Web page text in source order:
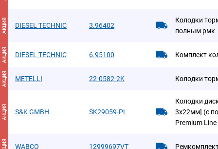
АКЦИЯ DIESEL TECHNIC 3.96402
Колодки
полным рмк
АКЦИЯ DIESEL TECHNIC 6.95100 Комплект
АКЦИЯ METELLI 22-0582-2K Колодки
АКЦИЯ S&K GMBH SK29059-PL
Колодки
3х22мм] (с
Premium Line
WABCO 12999697VT